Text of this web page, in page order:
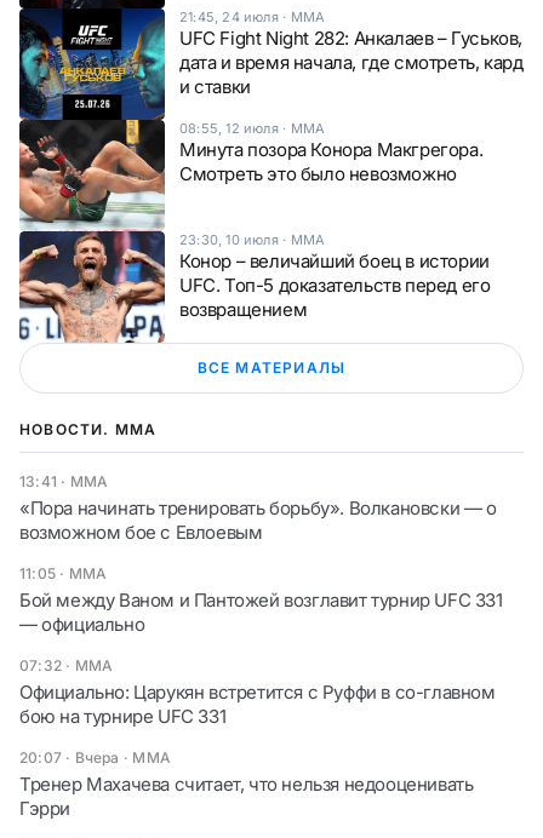
21:45, 24 июля· ММА
UFC Fight Night 282: Анкалаев – Гуськов,
дата и время начала, где смотреть, кард
и ставки
08:55, 12 июля· ММА
Минута позора Конора Макгрегора.
Смотреть это было невозможно
23:30, 10 июля· ММА
Конор – величайший боец в истории
UFC. Топ-5 доказательств перед его
возвращением
ВСЕ МАТЕРИАЛЫ
НОВОСТИ. ММА
13:41 · ММА
«Пора начинать тренировать борьбу». Волкановски — о
возможном бое с Евлоевым
11:05 · ММА
Бой между Ваном и Пантожей возглавит турнир UFC 331
— официально
07:32 · ММА
Официально: Царукян встретится с Руффи в со-главном
бою на турнире UFC 331
20:07 · Вчера · ММА
Тренер Махачева считает, что нельзя недооценивать
Гэрри